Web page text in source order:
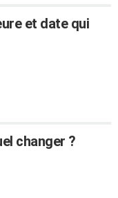
et date qui
changer ?